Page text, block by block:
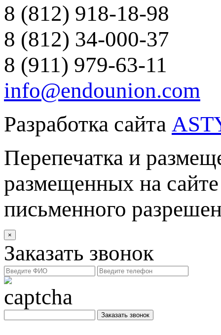
8 (812) 918-18-98
8 (812) 34-000-37
8 (911) 979-63-11
info@endounion.com
Разработка сайта
Перепечатка и
размещенных на
письменного
×
Заказать звонок
Заказать звонок